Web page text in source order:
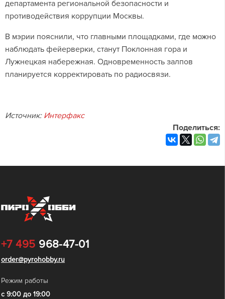
департамента региональной безопасности и
противодействия коррупции Москвы.
В мэрии пояснили, что главными площадками, где можно
наблюдать фейерверки, станут Поклонная гора и
Лужнецкая набережная. Одновременность залпов
планируется корректировать по радиосвязи.
Источник: Интерфакс
Поделиться:
+7 495 968-47-01
order@pyrohobby.ru
Режим работы
с 9:00 до 19:00